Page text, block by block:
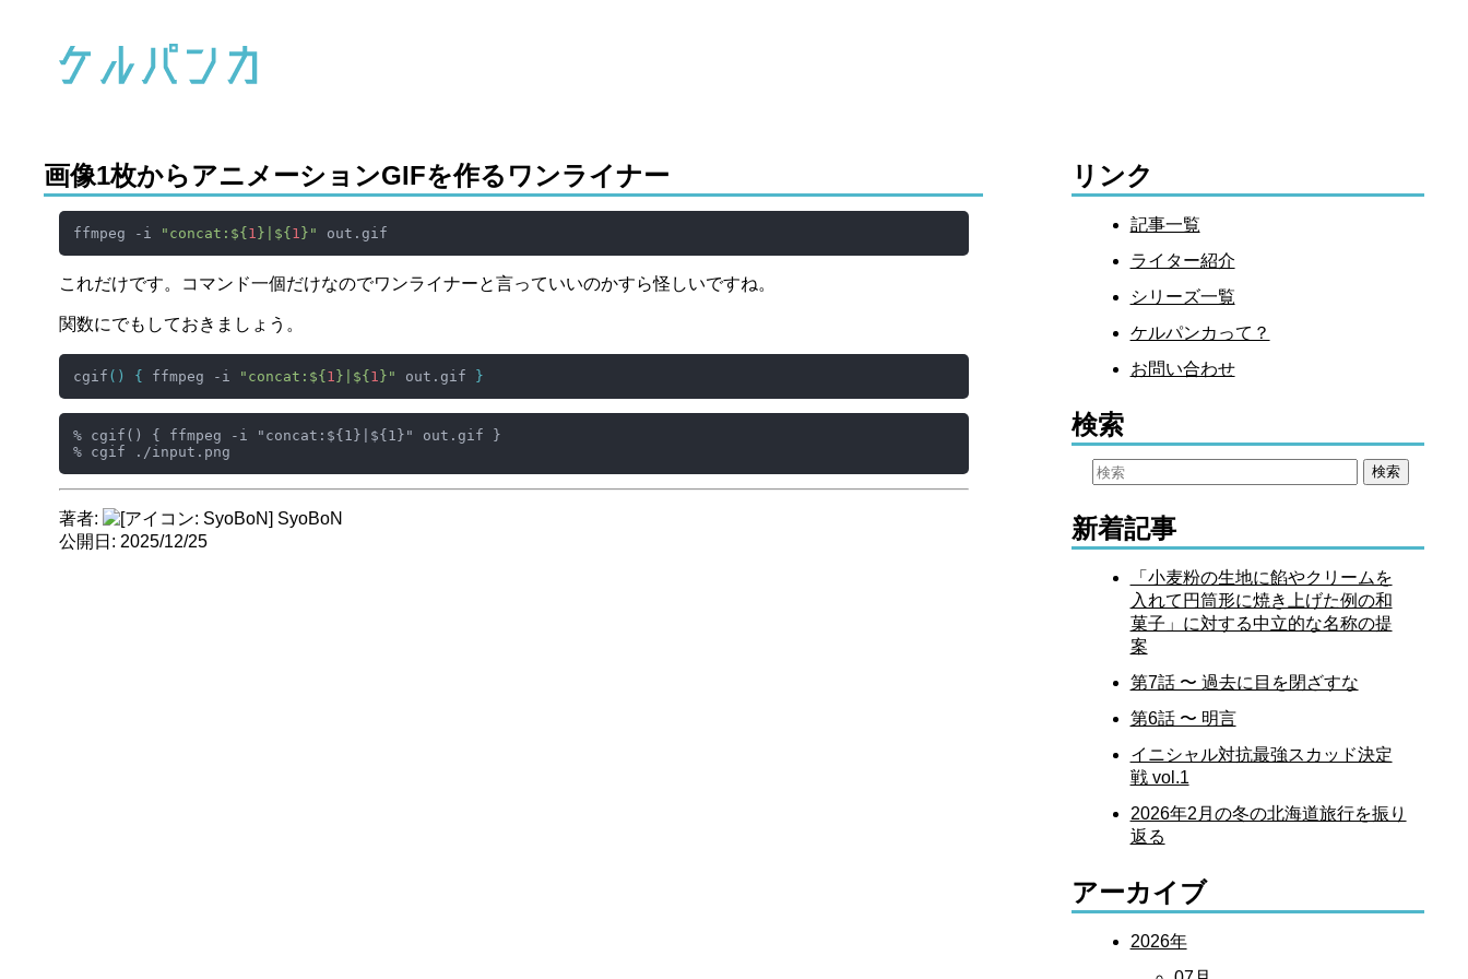
画像1枚からアニメーションGIFを作るワンライナー
ffmpeg -i "concat: ${ 1 } ${ 1 } "
これだけです。コマンド一個だけなのでワンライナーと言っていいのかすら怪しいですね。
関数にでもしておきましょう。
cgif () { ffmpeg -i "concat: ${ 1 } ${ 1 } " out.gif }
% cgif() { ffmpeg -i "concat:${1}|${1}" out.gif }
著者
SyoBoN
公開日
2025/12/25
リンク
記事一覧
ライター紹介
シリーズ一覧
ケルパンカって？
お問い合わせ
検索
新着記事
「小麦粉の生地に餡やクリームを
入れて円筒形に焼き上げた例の和
菓子」に対する中立的な名称の提
案
第7話 〜 過去に目を閉ざすな
第6話 〜 明言
イニシャル対抗最強スカッド決定
戦 vol.1
2026年2月の冬の北海道旅行を振り
返る
アーカイブ
2026年